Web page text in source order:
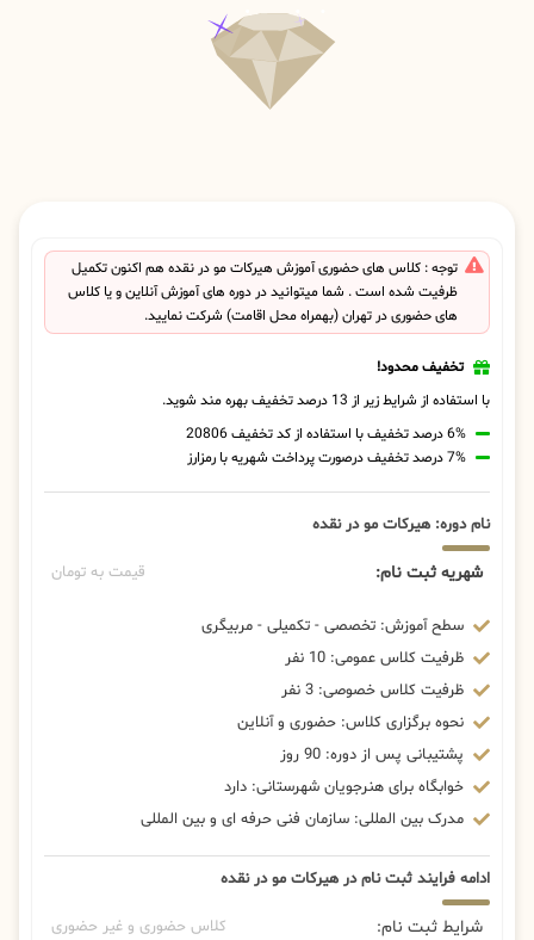
توجه : کلاس های حضوری آموزش هیرکات مو در نقده هم اکنون تکمیل
ظرفیت شده است . شما میتوانید در دوره های آموزش آنلاین و یا کلاس
های حضوری در تهران (بهمراه محل اقامت) شرکت نمایید.
تخفیف محدود!
با استفاده از شرایط زیر از 13 درصد تخفیف بهره مند شوید.
6% درصد تخفیف با استفاده از کد تخفیف 20806
7% درصد تخفیف درصورت پرداخت شهریه با رمزارز
نام دوره: هیرکات مو در نقده
شهریه ثبت نام: قیمت به تومان
سطح آموزش: تخصصی - تکمیلی - مربیگری
ظرفیت کلاس عمومی: 10 نفر
ظرفیت کلاس خصوصی: 3 نفر
نحوه برگزاری کلاس: حضوری و آنلاین
پشتیبانی پس از دوره: 90 روز
خوابگاه برای هنرجویان شهرستانی: دارد
مدرک بین المللی: سازمان فنی حرفه ای و بین المللی
ادامه فرایند ثبت نام در هیرکات مو در نقده
شرایط ثبت نام: کلاس حضوری و غیر حضوری